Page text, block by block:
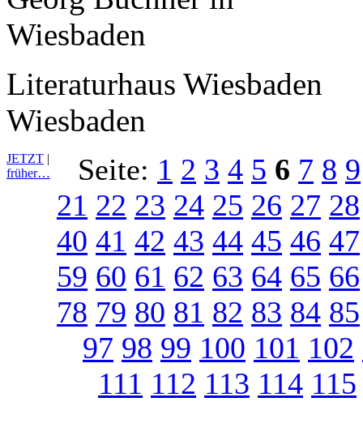
Literaturhaus Wiesbaden
Wiesbaden
JETZT |
früher…
Seite: 1 2 3 4 5 6 7 8 9
21 22 23 24 25 26 27 28
40 41 42 43 44 45 46 47
59 60 61 62 63 64 65 66
78 79 80 81 82 83 84 85
97 98 99 100 101 102
111 112 113 114 115